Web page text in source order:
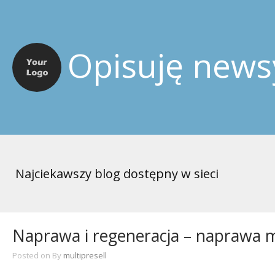
Opisuję
Najciekawszy blog dostępny w sieci
Naprawa i regeneracja – naprawa
Posted on By multipresell